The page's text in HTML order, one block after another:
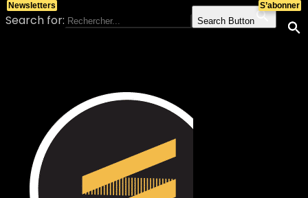
Search for: Search Button
S’abonner
Newsletters